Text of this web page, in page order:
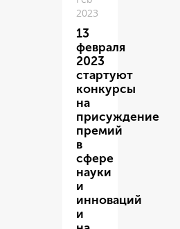
2023
13
февраля
2023
стартуют
конкурсы
на
присуждение
премий
в
сфере
науки
и
инноваций
и